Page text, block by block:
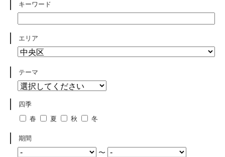
キーワード
エリア
テーマ
四季
春
夏 秋 冬
期間
〜